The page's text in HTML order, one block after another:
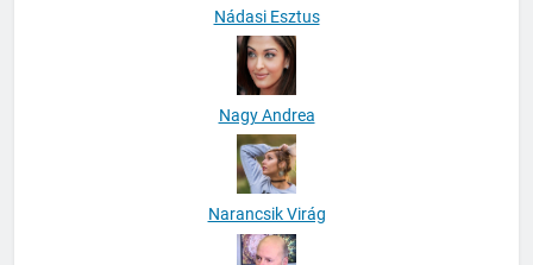
Nádasi Esztus
Nagy Andrea
Narancsik Virág